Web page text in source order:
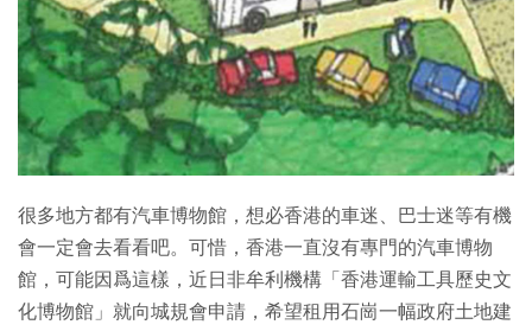
特集
很多地方都有汽車博物館，想必香港的車迷、巴士迷等有機
會一定會去看看吧。可惜，香港一直沒有專門的汽車博物
館，可能因爲這樣，近日非牟利機構「香港運輸工具歷史文
化博物館」就向城規會申請，希望租用石崗一幅政府土地建